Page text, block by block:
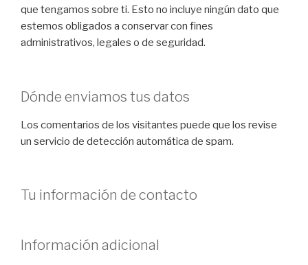
que tengamos sobre ti. Esto no incluye ningún dato que
estemos obligados a conservar con fines
administrativos, legales o de seguridad.
Dónde enviamos tus datos
Los comentarios de los visitantes puede que los revise
un servicio de detección automática de spam.
Tu información de contacto
Información adicional